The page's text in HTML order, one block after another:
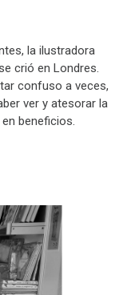
la ilustradora
crió en Londres.
confuso a veces,
ver y atesorar la
beneficios.